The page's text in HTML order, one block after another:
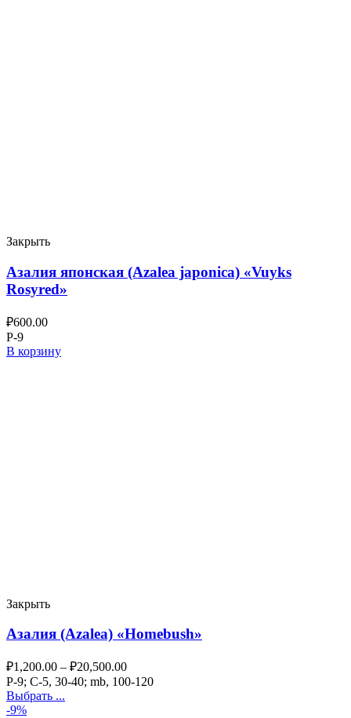
Закрыть
Азалия японская (Azalea japonica) «Vuyks
Rosyred»
₽600.00
P-9
В корзину
Закрыть
Азалия (Azalea) «Homebush»
₽1,200.00 – ₽20,500.00
P-9; C-5, 30-40; mb, 100-120
Выбрать ...
-9%